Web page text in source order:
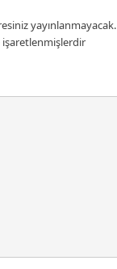
yayınlanmayacak.